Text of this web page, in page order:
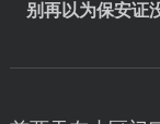
别再以为保安证